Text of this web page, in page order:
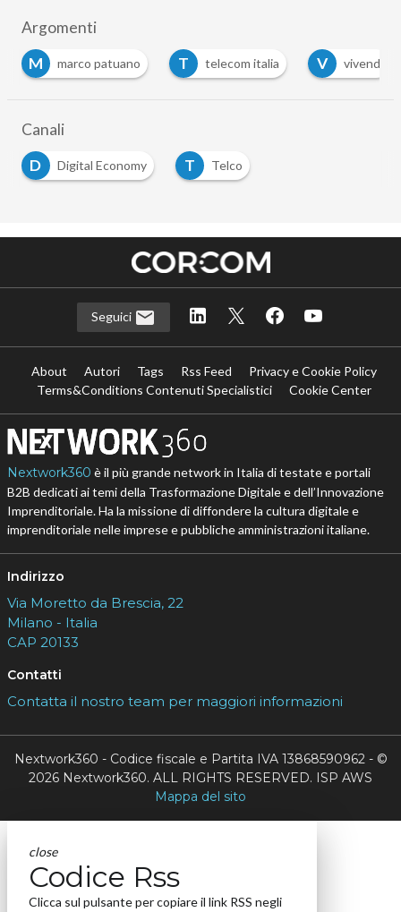
Argomenti
M
marco patuano T telecom italia V vivendi
Canali
D
Digital Economy T Telco
Seguici
About Autori Tags Rss Feed
Privacy e Cookie Policy
Terms&Conditions Contenuti Specialistici
Cookie Center
Nextwork360 è il più grande network in Italia di testate e portali
B2B dedicati ai temi della Trasformazione Digitale e dell’Innovazione
Imprenditoriale. Ha la missione di diffondere la cultura digitale e
imprenditoriale nelle imprese e pubbliche amministrazioni italiane.
Indirizzo
Via Moretto da Brescia, 22
Milano - Italia
CAP 20133
Contatti
Contatta il nostro team per maggiori informazioni
Nextwork360 - Codice fiscale e Partita IVA 13868590962 - ©
2026 Nextwork360. ALL RIGHTS RESERVED. ISP AWS
Mappa del sito
close
Codice Rss
Clicca sul pulsante per copiare il link RSS negli